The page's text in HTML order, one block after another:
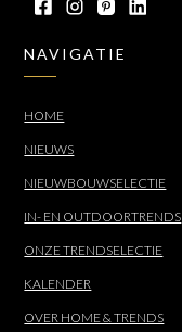
NAVIGATIE
HOME
NIEUWS
NIEUWBOUWSELECTIE
IN- EN OUTDOORTRENDS
ONZE TRENDSELECTIE
KALENDER
OVER HOME & TRENDS